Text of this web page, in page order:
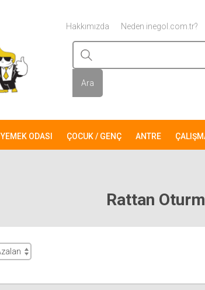
Hakkımızda Neden inegol.com.tr?
YEMEK ODASI ÇOCUK / GENÇ ANTRE
Rattan